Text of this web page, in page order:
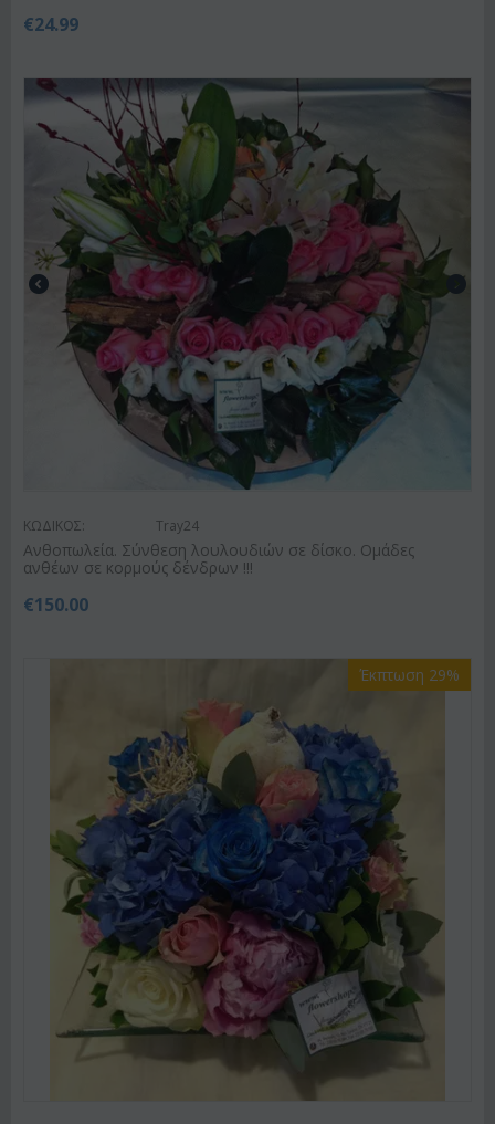
€24.99
ΚΩΔΙΚΟΣ: Tray24
Ανθοπωλεία. Σύνθεση λουλουδιών σε δίσκο. Ομάδες
ανθέων σε κορμούς δένδρων !!!
€150.00
Έκπτωση 29%